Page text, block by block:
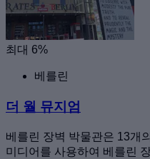
최대 6%
베를린
더 월 뮤지엄
베를린 장벽 박물관은 13개
미디어를 사용하여 베를린